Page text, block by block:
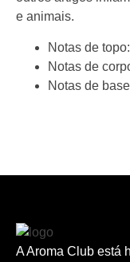
e animais.
Notas de topo:
Notas de
Notas de
A Aroma Club está